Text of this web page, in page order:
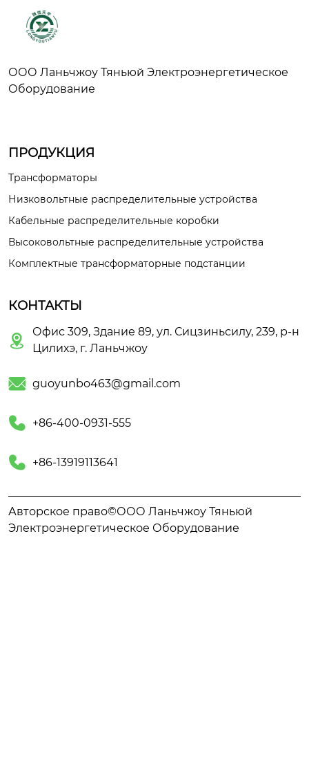
ООО Ланьчжоу Тяньюй Электроэнергетическое
Оборудование
ПРОДУКЦИЯ
Трансформаторы
Низковольтные распределительные устройства
Кабельные распределительные коробки
Высоковольтные распределительные устройства
Комплектные трансформаторные подстанции
КОНТАКТЫ

Офис 309, Здание 89, ул. Сицзиньсилу, 239, р-н
Цилихэ, г. Ланьчжоу
 guoyunbo463@gmail.com
 +86-400-0931-555
 +86-13919113641
Авторское право©ООО Ланьчжоу Тяньюй
Электроэнергетическое Оборудование